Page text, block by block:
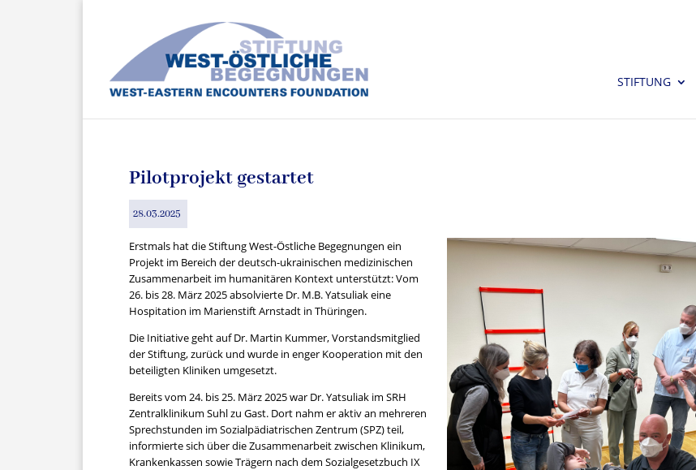
STIFTUNG
Pilotprojekt gestartet
28.03.2025
Erstmals hat die Stiftung West-Östliche Begegnungen ein
Projekt im Bereich der deutsch-ukrainischen medizinischen
Zusammenarbeit im humanitären Kontext unterstützt: Vom
26. bis 28. März 2025 absolvierte Dr. M.B. Yatsuliak eine
Hospitation im Marienstift Arnstadt in Thüringen.
Die Initiative geht auf Dr. Martin Kummer, Vorstandsmitglied
der Stiftung, zurück und wurde in enger Kooperation mit den
beteiligten Kliniken umgesetzt.
Bereits vom 24. bis 25. März 2025 war Dr. Yatsuliak im SRH
Zentralklinikum Suhl zu Gast. Dort nahm er aktiv an mehreren
Sprechstunden im Sozialpädiatrischen Zentrum (SPZ) teil,
informierte sich über die Zusammenarbeit zwischen Klinikum,
Krankenkassen sowie Trägern nach dem Sozialgesetzbuch IX